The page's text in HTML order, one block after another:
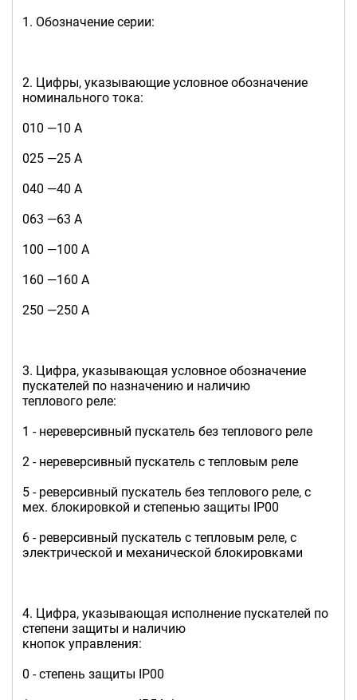
1. Обозначение серии:
2. Цифры, указывающие условное обозначение
номинального тока:
010 —10 А
025 —25 А
040 —40 А
063 —63 А
100 —100 А
160 —160 А
250 —250 А
3. Цифра, указывающая условное обозначение
пускателей по назначению и наличию
теплового реле:
1 - нереверсивный пускатель без теплового реле
2 - нереверсивный пускатель с тепловым реле
5 - реверсивный пускатель без теплового реле, с
мех. блокировкой и степенью защиты IP00
6 - реверсивный пускатель с тепловым реле, с
электрической и механической блокировками
4. Цифра, указывающая исполнение пускателей по
степени защиты и наличию
кнопок управления:
0 - степень защиты IP00